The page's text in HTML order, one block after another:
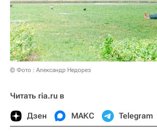
© Фото : Александр Недорез
Читать ria.ru в
Дзен МАКС Telegram